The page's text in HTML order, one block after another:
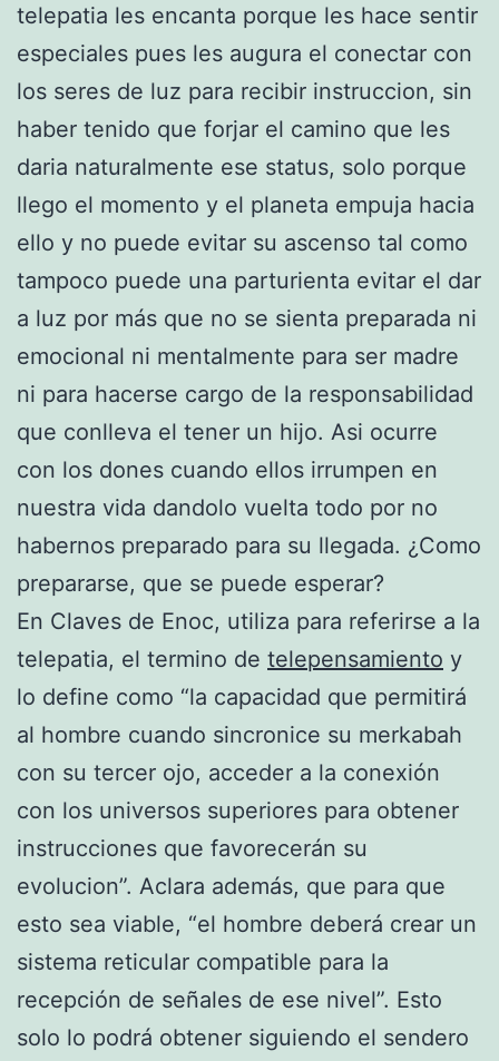
telepatia les encanta porque les hace sentir
especiales pues les augura el conectar con
los seres de luz para recibir instruccion, sin
haber tenido que forjar el camino que les
daria naturalmente ese status, solo porque
llego el momento y el planeta empuja hacia
ello y no puede evitar su ascenso tal como
tampoco puede una parturienta evitar el dar
a luz por más que no se sienta preparada ni
emocional ni mentalmente para ser madre
ni para hacerse cargo de la responsabilidad
que conlleva el tener un hijo. Asi ocurre
con los dones cuando ellos irrumpen en
nuestra vida dandolo vuelta todo por no
habernos preparado para su llegada. ¿Como
prepararse, que se puede esperar?
En Claves de Enoc, utiliza para referirse a la
telepatia, el termino de telepensamiento y
lo define como “la capacidad que permitirá
al hombre cuando sincronice su merkabah
con su tercer ojo, acceder a la conexión
con los universos superiores para obtener
instrucciones que favorecerán su
evolucion”. Aclara además, que para que
esto sea viable, “el hombre deberá crear un
sistema reticular compatible para la
recepción de señales de ese nivel”. Esto
solo lo podrá obtener siguiendo el sendero